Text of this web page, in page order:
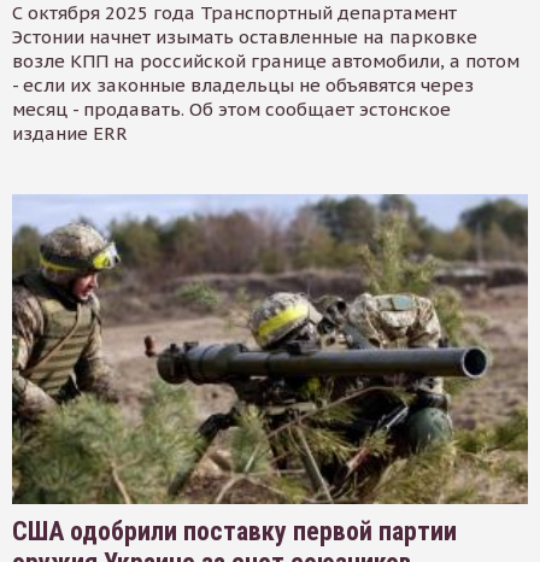
С октября 2025 года Транспортный департамент
Эстонии начнет изымать оставленные на парковке
возле КПП на российской границе автомобили, а потом
- если их законные владельцы не объявятся через
месяц - продавать. Об этом сообщает эстонское
издание ERR
США одобрили поставку первой партии